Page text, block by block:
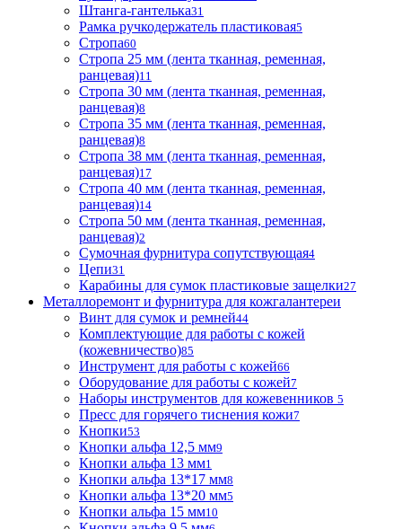
Штанга-гантелька31
Рамка ручкодержатель пластиковая5
Стропа60
Стропа 25 мм (лента тканная, ременная,
ранцевая)11
Стропа 30 мм (лента тканная, ременная,
ранцевая)8
Стропа 35 мм (лента тканная, ременная,
ранцевая)8
Стропа 38 мм (лента тканная, ременная,
ранцевая)17
Стропа 40 мм (лента тканная, ременная,
ранцевая)14
Стропа 50 мм (лента тканная, ременная,
ранцевая)2
Сумочная фурнитура сопутствующая4
Цепи31
Карабины для сумок пластиковые защелки27
Металлоремонт и фурнитура для кожгалантереи
Винт для сумок и ремней44
Комплектующие для работы с кожей
(кожевничество)85
Инструмент для работы с кожей66
Оборудование для работы с кожей7
Наборы инструментов для кожевенников 5
Пресс для горячего тиснения кожи7
Кнопки53
Кнопки альфа 12,5 мм9
Кнопки альфа 13 мм1
Кнопки альфа 13*17 мм8
Кнопки альфа 13*20 мм5
Кнопки альфа 15 мм10